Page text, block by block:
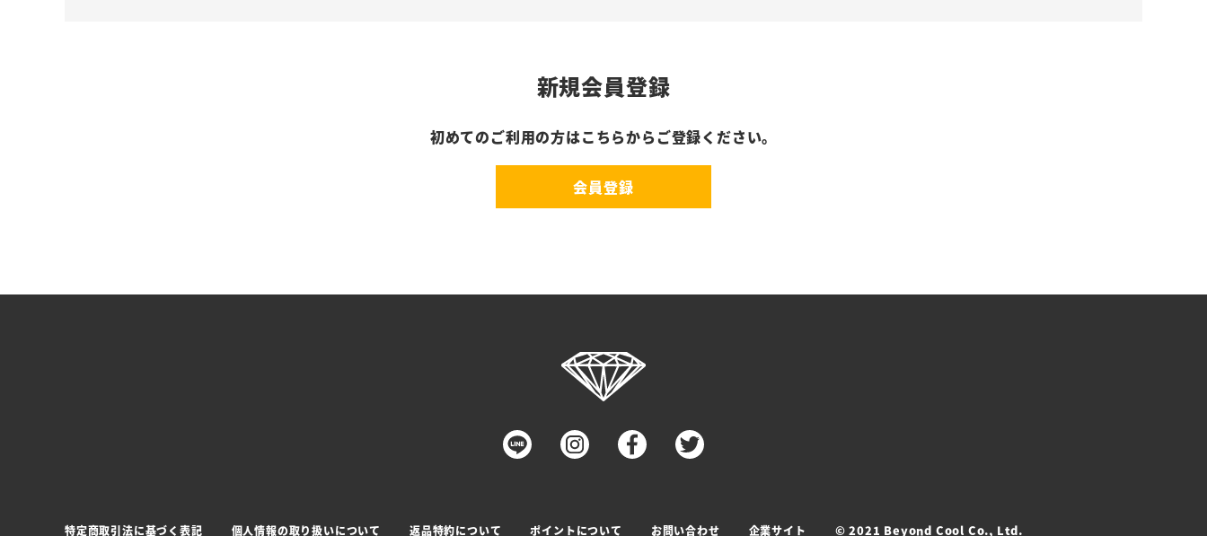
新規会員登録
初めてのご利用の方はこちらからご登録ください。
会員登録
特定商取引法に基づく表記 個人情報の取り扱いについて 返品特約について ポイントについて お問い合わせ 企業サイト © 2021 Beyond Cool Co., Ltd.